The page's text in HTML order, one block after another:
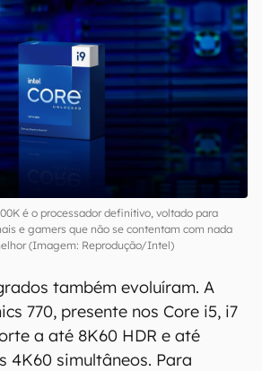
é o processador definitivo, voltado para
e gamers que não se contentam com nada
(Imagem: Reprodução/Intel)
também evoluíram. A
770, presente nos Core i5, i7
a até 8K60 HDR e até
4K60 simultâneos. Para